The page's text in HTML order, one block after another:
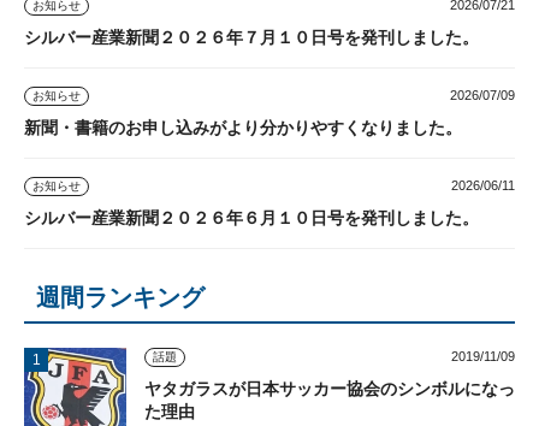
お知らせ 2026/07/21
シルバー産業新聞２０２６年７月１０日号を発刊しました。
お知らせ 2026/07/09
新聞・書籍のお申し込みがより分かりやすくなりました。
お知らせ 2026/06/11
シルバー産業新聞２０２６年６月１０日号を発刊しました。
週間ランキング
話題 2019/11/09
ヤタガラスが日本サッカー協会のシンボルになっ
た理由